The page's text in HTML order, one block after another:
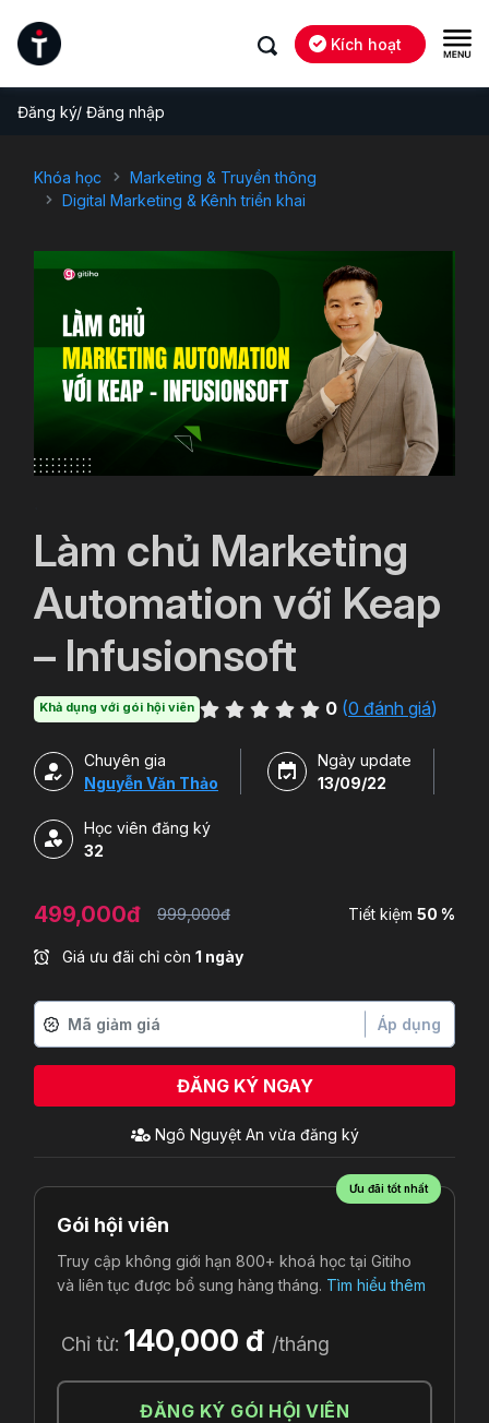
Kích hoạt
Đăng ký/ Đăng nhập
Khóa học
Marketing & Truyền thông
Digital Marketing & Kênh triển khai
Làm chủ Marketing
Automation với Keap
– Infusionsoft
Khả dụng với gói hội viên 0 (0 đánh giá)
Chuyên gia
Nguyễn Văn Thảo
Ngày update
13/09/22
Học viên đăng ký
32
499,000đ 999,000đ Tiết kiệm 50 %
Giá ưu đãi chỉ còn 1 ngày
Áp dụng
ĐĂNG KÝ NGAY
Ngô Nguyệt An vừa đăng ký
Ưu đãi tốt nhất
Gói hội viên
Truy cập không giới hạn 800+ khoá học tại Gitiho
và liên tục được bổ sung hàng tháng. Tìm hiểu thêm
Chỉ từ: 140,000 đ /tháng
ĐĂNG KÝ GÓI HỘI VIÊN